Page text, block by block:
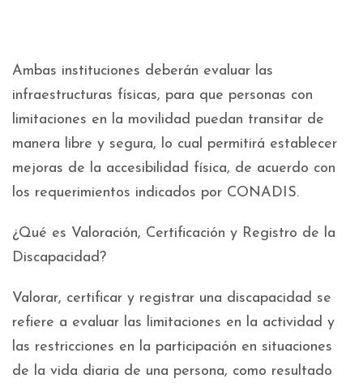
Ambas instituciones deberán evaluar las
infraestructuras físicas, para que personas con
limitaciones en la movilidad puedan transitar de
manera libre y segura, lo cual permitirá establecer
mejoras de la accesibilidad física, de acuerdo con
los requerimientos indicados por CONADIS.
¿Qué es Valoración, Certificación y Registro de la
Discapacidad?
Valorar, certificar y registrar una discapacidad se
refiere a evaluar las limitaciones en la actividad y
las restricciones en la participación en situaciones
de la vida diaria de una persona, como resultado